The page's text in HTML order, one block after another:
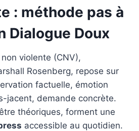
: méthode pas à
Dialogue Doux
violente (CNV),
Rosenberg, repose sur
factuelle, émotion
jacent, demande concrète.
théoriques, forment une
accessible au quotidien.